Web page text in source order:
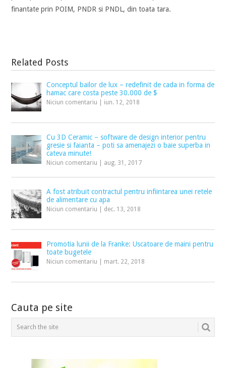
finantate prin POIM, PNDR si PNDL, din toata tara.
Related Posts
Conceptul bailor de lux – redefinit de cada in forma de
hamac care costa peste 30.000 de $
Niciun comentariu iun. 12, 2018
Cu 3D Ceramic – software de design interior pentru
gresie si faianta – poti sa amenajezi o baie superba in
cateva minute!
Niciun comentariu aug. 31, 2017
A fost atribuit contractul pentru infiintarea unei retele
de alimentare cu apa
Niciun comentariu dec. 13, 2018
Promotia lunii de la Franke: Uscatoare de maini pentru
toate bugetele
Niciun comentariu mart. 22, 2018
Cauta pe site